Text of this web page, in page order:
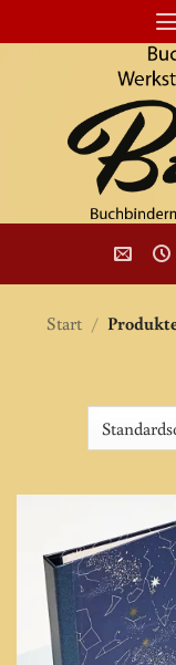
Inhalt
Start /